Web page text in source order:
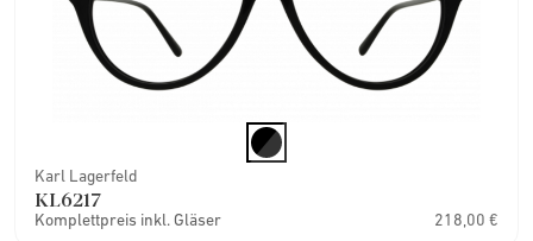
Karl Lagerfeld
KL6217
Komplettpreis inkl. Gläser 218,00 €